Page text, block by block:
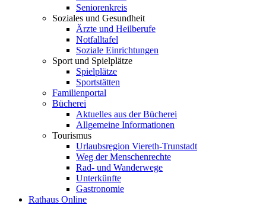
Seniorenkreis
Soziales und Gesundheit
Ärzte und Heilberufe
Notfalltafel
Soziale Einrichtungen
Sport und Spielplätze
Spielplätze
Sportstätten
Familienportal
Bücherei
Aktuelles aus der Bücherei
Allgemeine Informationen
Tourismus
Urlaubsregion Viereth-Trunstadt
Weg der Menschenrechte
Rad- und Wanderwege
Unterkünfte
Gastronomie
Rathaus Online